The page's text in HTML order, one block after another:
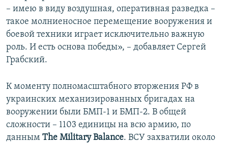
– имею в виду воздушная, оперативная разведка –
такое молниеносное перемещение вооружения и
боевой техники играет исключительно важную
роль. И есть основа победы», – добавляет Сергей
Грабский.
К моменту полномасштабного вторжения РФ в
украинских механизированных бригадах на
вооружении были БМП-1 и БМП-2. В общей
сложности – 1103 единицы на всю армию, по
данным The Military Balance. ВСУ захватили около